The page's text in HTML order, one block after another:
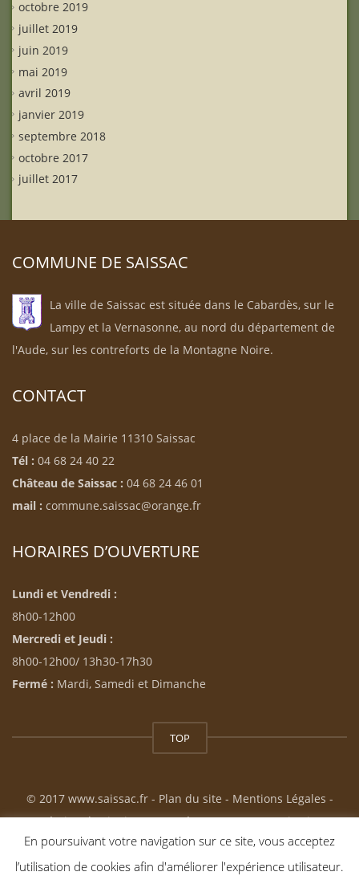
octobre 2019
juillet 2019
juin 2019
mai 2019
avril 2019
janvier 2019
septembre 2018
octobre 2017
juillet 2017
COMMUNE DE SAISSAC
La ville de Saissac est située dans le Cabardès, sur le
Lampy et la Vernasonne, au nord du département de
l'Aude, sur les contreforts de la Montagne Noire.
CONTACT
4 place de la Mairie 11310 Saissac
Tél : 04 68 24 40 22
Château de Saissac : 04 68 24 46 01
mail : commune.saissac@orange.fr
HORAIRES D’OUVERTURE
Lundi et Vendredi :
8h00-12h00
Mercredi et Jeudi :
8h00-12h00/ 13h30-17h30
Fermé : Mardi, Samedi et Dimanche
TOP
© 2017 www.saissac.fr - Plan du site - Mentions Légales -
Création du site internet : Résonance Communication
En poursuivant votre navigation sur ce site, vous acceptez
l’utilisation de cookies afin d'améliorer l'expérience utilisateur.